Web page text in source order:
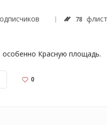
78
Красную площадь.
0